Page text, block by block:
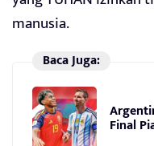
manusia.
Baca Juga:
Final